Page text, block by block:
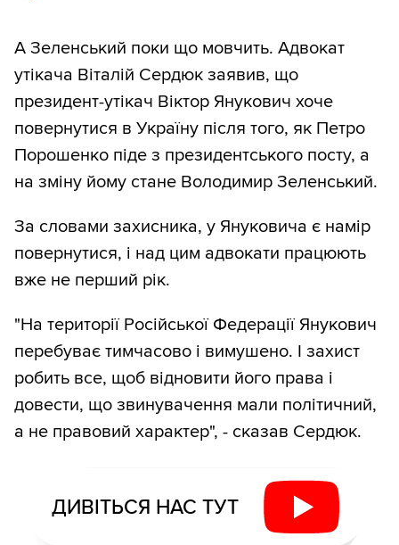
А Зеленський поки що мовчить. Адвокат
утікача Віталій Сердюк заявив, що
президент-утікач Віктор Янукович хоче
повернутися в Україну після того, як Петро
Порошенко піде з президентського посту, а
на зміну йому стане Володимир Зеленський.
За словами захисника, у Януковича є намір
повернутися, і над цим адвокати працюють
вже не перший рік.
"На території Російської Федерації Янукович
перебуває тимчасово і вимушено. І захист
робить все, щоб відновити його права і
довести, що звинувачення мали політичний,
а не правовий характер", - сказав Сердюк.
ДИВІТЬСЯ НАС ТУТ